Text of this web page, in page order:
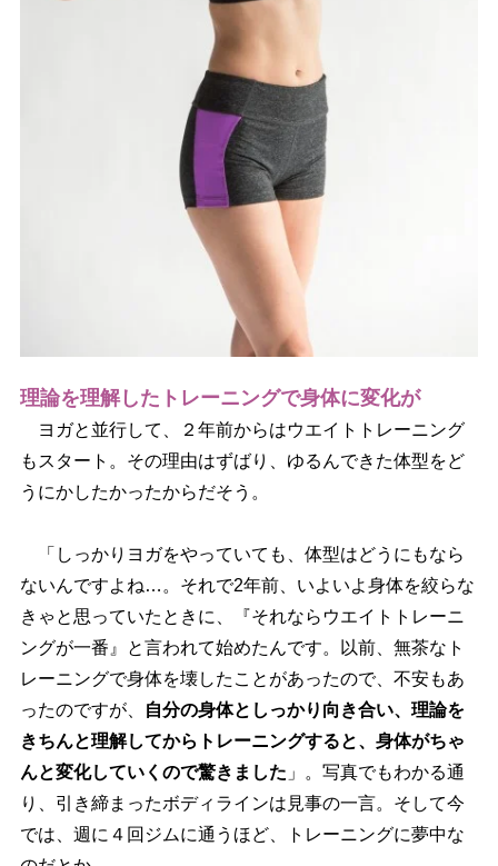
理論を理解したトレーニングで身体に変化が
ヨガと並行して、２年前からはウエイトトレーニング
もスタート。その理由はずばり、ゆるんできた体型をど
うにかしたかったからだそう。
「しっかりヨガをやっていても、体型はどうにもなら
ないんですよね…。それで2年前、いよいよ身体を絞らな
きゃと思っていたときに、『それならウエイトトレーニ
ングが一番』と言われて始めたんです。以前、無茶なト
レーニングで身体を壊したことがあったので、不安もあ
ったのですが、
自分の身体としっかり向き合い、理論を
きちんと理解してからトレーニングすると、身体がちゃ
んと変化していくので驚きました 」。写真でもわかる通
り、引き締まったボディラインは見事の一言。そして今
では、週に４回ジムに通うほど、トレーニングに夢中な